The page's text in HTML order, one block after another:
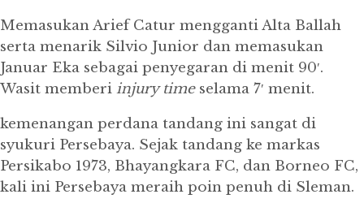
Memasukan Arief Catur mengganti Alta Ballah
serta menarik Silvio Junior dan memasukan
Januar Eka sebagai penyegaran di menit 90′.
Wasit memberi injurytimeselama 7′ menit.
kemenangan perdana tandang ini sangat di
syukuri Persebaya. Sejak tandang ke markas
Persikabo 1973, Bhayangkara FC, dan Borneo FC,
kali ini Persebaya meraih poin penuh di Sleman.